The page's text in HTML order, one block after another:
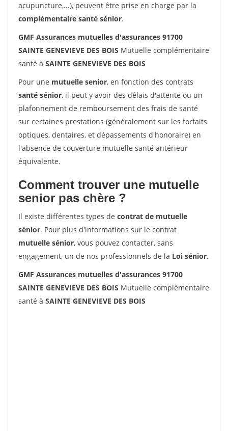
acupuncture,...), peuvent être prise en charge par la
complémentaire santé sénior.
GMF Assurances mutuelles d'assurances 91700
SAINTE GENEVIEVE DES BOIS Mutuelle complémentaire
santé à SAINTE GENEVIEVE DES BOIS
Pour une mutuelle senior, en fonction des contrats
santé sénior, il peut y avoir des délais d'attente ou un
plafonnement de remboursement des frais de santé
sur certaines prestations (généralement sur les forfaits
optiques, dentaires, et dépassements d'honoraire) en
l'absence de couverture mutuelle santé antérieur
équivalente.
Comment trouver une mutuelle
senior pas chère ?
Il existe différentes types de contrat de mutuelle
sénior. Pour plus d'informations sur le contrat
mutuelle sénior, vous pouvez contacter, sans
engagement, un de nos professionnels de la Loi sénior.
GMF Assurances mutuelles d'assurances 91700
SAINTE GENEVIEVE DES BOIS Mutuelle complémentaire
santé à SAINTE GENEVIEVE DES BOIS